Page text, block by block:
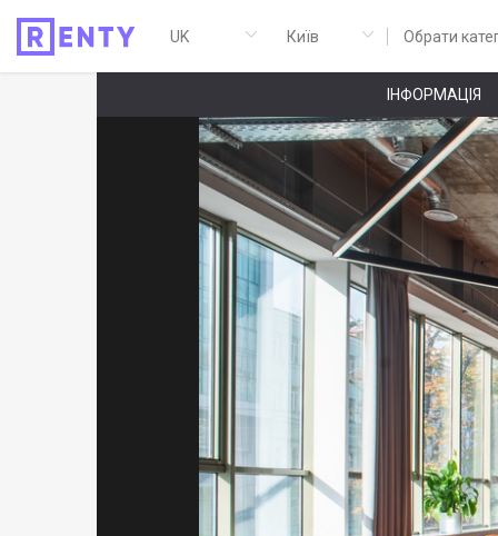
Обрати
ІНФОРМАЦІЯ